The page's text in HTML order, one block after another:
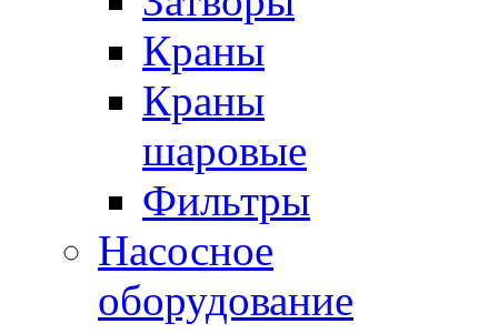
Краны
Краны
шаровые
Фильтры
Насосное
оборудование